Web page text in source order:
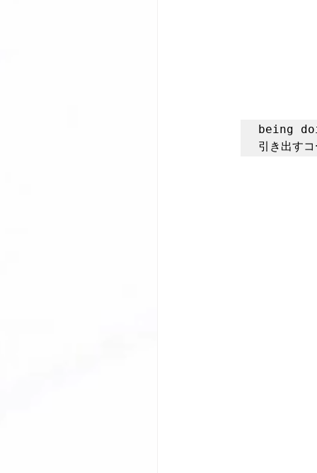
being
引き出す